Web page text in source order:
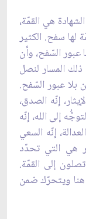
هي القمّة،
لها سفح. الكثير
عبور السّفح، وأن
المسار لنصل
بلا عبور السّفح.
إنّه الصدق،
إلى الله، إنّه
إنّه السعي
هي التي تحدّد
إلى القمّة.
ويتحرّك ضمن